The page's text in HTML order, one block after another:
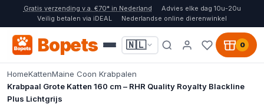
Gratis verzending v.a. €70* in Nederland
Advies elke dag 10u-20u
Veilig betalen via iDEAL
Nederlandse online dierenwinkel
Bopets 🇳🇱 0
HomeKattenMaine Coon Krabpalen
Krabpaal Grote Katten 160 cm – RHR Quality Royalty Blackline
Plus Lichtgrijs